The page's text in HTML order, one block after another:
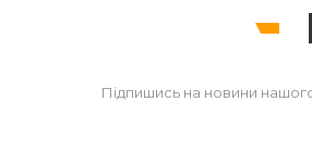
Підпишись на новини